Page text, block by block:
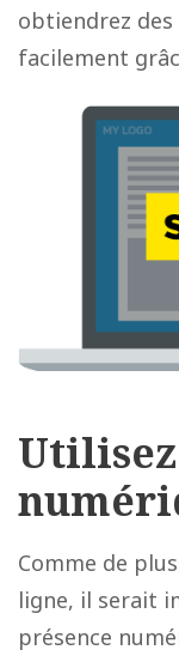
obtiendrez
facilement
Comme de
ligne, il serait
présence